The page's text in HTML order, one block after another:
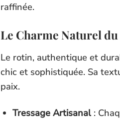
raffinée.
Le Charme Naturel
Le rotin, authentique et
chic et sophistiquée. Sa
paix.
Tressage Artisanal: